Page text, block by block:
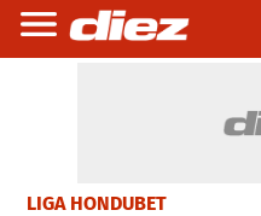
LIGA HONDUBET